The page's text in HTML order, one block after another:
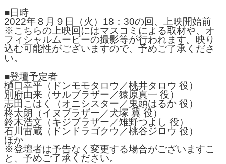
■日時
2022年８月９日（火）18：30の回、上映開始前
※こちらの上映回にはマスコミによる取材や、オ
フィシャルムービーの撮影等が行われます。映り
込む可能性がございますので、予めご了承くださ
い。
■登壇予定者
樋口幸平（ドンモモタロウ／桃井タロウ 役）
別府由来（サルブラザー／猿原真一 役）
志田こはく（オニシスター／鬼頭はるか 役）
柊太朗（イヌブラザー／犬塚 翼 役）
鈴木浩文（キジブラザー／雉野つよし 役）
石川雷蔵（ドンドラゴクウ／桃谷ジロウ 役）
ほか
※登壇者は予告なく変更する場合がございますこ
と、予めご了承ください。